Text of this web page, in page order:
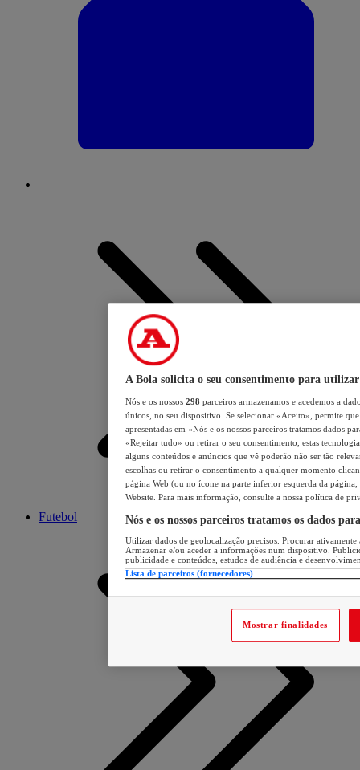
Futebol
A Bola solicita o seu consentimento para utilizar
Nós e os nossos 298 parceiros armazenamos e acedemos a
únicos, no seu dispositivo. Se selecionar «Aceito», permite
apresentadas em «Nós e os nossos parceiros tratamos dados
«Rejeitar tudo» ou retirar o seu consentimento, estas
alguns conteúdos e anúncios que vê poderão não ser tão
escolhas ou retirar o consentimento a qualquer momento
página Web (ou no ícone na parte inferior esquerda da página,
Website. Para mais informação, consulte a nossa política de
Nós e os nossos parceiros tratamos os dados
Utilizar dados de geolocalização precisos. Procurar
Armazenar e/ou aceder a informações num dispositivo.
publicidade e conteúdos, estudos de audiência e
Lista de parceiros (fornecedores)
Mostrar finalidades